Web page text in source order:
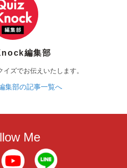
編集部
ズでお伝えいたします。
集部の記事一覧へ
Me